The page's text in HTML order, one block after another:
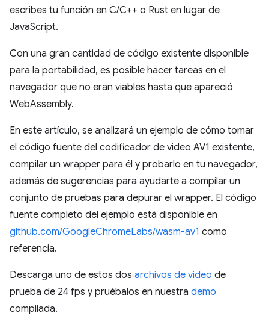
escribes tu función en C/C++ o Rust en lugar de
JavaScript.
Con una gran cantidad de código existente disponible
para la portabilidad, es posible hacer tareas en el
navegador que no eran viables hasta que apareció
WebAssembly.
En este artículo, se analizará un ejemplo de cómo tomar
el código fuente del codificador de video AV1 existente,
compilar un wrapper para él y probarlo en tu navegador,
además de sugerencias para ayudarte a compilar un
conjunto de pruebas para depurar el wrapper. El código
fuente completo del ejemplo está disponible en
github.com/GoogleChromeLabs/wasm-av1 como
referencia.
Descarga uno de estos dos archivos de video de
prueba de 24 fps y pruébalos en nuestra demo
compilada.